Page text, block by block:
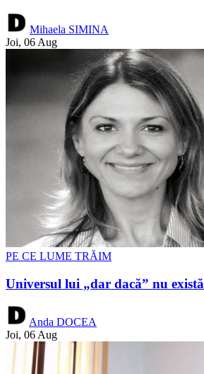
Mihaela SIMINA
Joi, 06 Aug
PE CE LUME TRĂIM
Universul lui „dar dacă” nu există
Anda DOCEA
Joi, 06 Aug